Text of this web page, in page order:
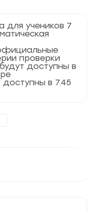
для учеников 7
проверки
доступны в
в 7.45